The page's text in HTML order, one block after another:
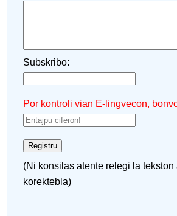
Subskribo:
Por kontroli vian E-lingvecon,
(Ni konsilas atente relegi la
korektebla)